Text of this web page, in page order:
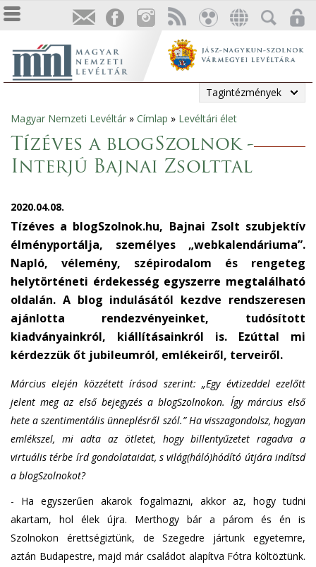
Tagintézmények
Jelenlegi
hely
Magyar Nemzeti Levéltár » Címlap » Levéltári élet
Tízéves a blogSzolnok -
Interjú Bajnai Zsolttal
2020.04.08.
Tízéves a blogSzolnok.hu, Bajnai Zsolt szubjektív
élményportálja, személyes „webkalendáriuma”.
Napló, vélemény, szépirodalom és rengeteg
helytörténeti érdekesség egyszerre megtalálható
oldalán. A blog indulásától kezdve rendszeresen
ajánlotta rendezvényeinket, tudósított
kiadványainkról, kiállításainkról is. Ezúttal mi
kérdezzük őt jubileumról, emlékeiről, terveiről.
Március elején közzétett írásod szerint: „Egy évtizeddel ezelőtt
jelent meg az első bejegyzés a blogSzolnokon. Így március első
hete a szentimentális ünneplésről szól.” Ha visszagondolsz, hogyan
emlékszel, mi adta az ötletet, hogy billentyűzetet ragadva a
virtuális térbe írd gondolataidat, s világ(háló)hódító útjára indítsd
a blogSzolnokot?
- Ha egyszerűen akarok fogalmazni, akkor az, hogy tudni
akartam, hol élek újra. Merthogy bár a párom és én is
Szolnokon érettségiztünk, de Szegedre jártunk egyetemre,
aztán Budapestre, majd már családot alapítva Fótra költöztünk.